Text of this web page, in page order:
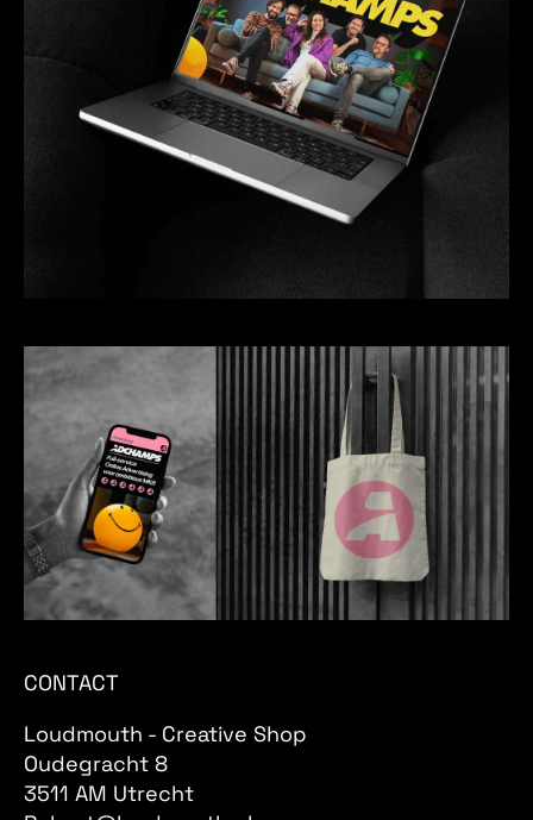
CONTACT
Loudmouth - Creative Shop
Oudegracht 8
3511 AM Utrecht